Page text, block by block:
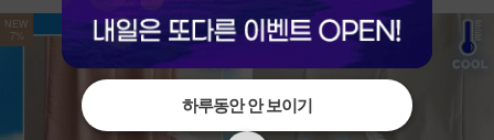
NEW
7%
NEW
7%
하루동안 안 보이기
하루동안 안 보이기